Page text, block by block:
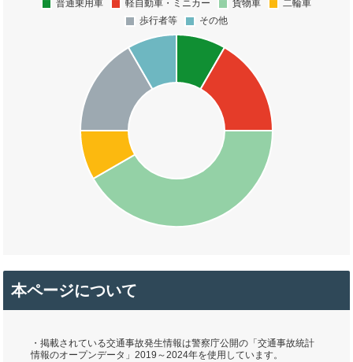
本ページについて
・掲載されている交通事故発生情報は警察庁公開の「交通事故統計
情報のオープンデータ」2019～2024年を使用しています。